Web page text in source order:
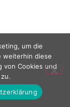
um die
weiterhin diese
von Cookies und